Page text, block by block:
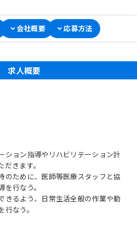
会社概要 応募方法
求人概要
ション指導やリハビリテーション計
きます。
のために、医師等医療スタッフと協
行なう。
きるよう、日常生活全般の作業や動
なう。